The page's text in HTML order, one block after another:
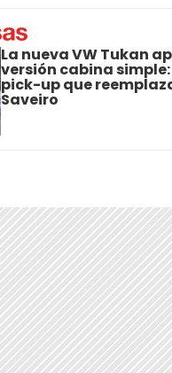
La nueva VW Tukan
versión cabina
pick-up que
Saveiro